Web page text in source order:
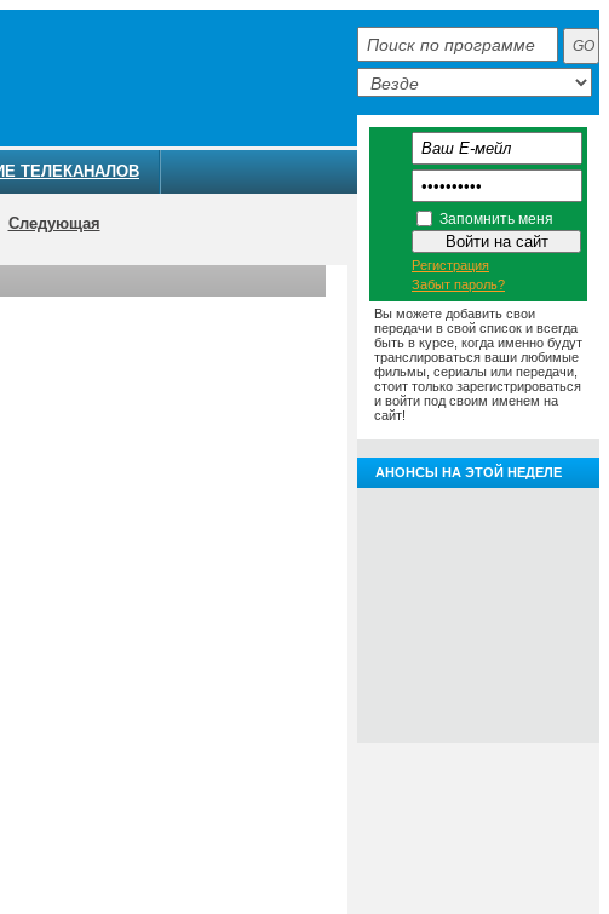
ТЕЛЕКАНАЛОВ
Следующая Запомнить меня
Регистрация
Забыт пароль?
Вы можете добавить свои
передачи в свой список и всегда
быть в курсе, когда именно будут
транслироваться ваши любимые
фильмы, сериалы или передачи,
стоит только зарегистрироваться
и войти под своим именем на
сайт!
АНОНСЫ НА ЭТОЙ НЕДЕЛЕ